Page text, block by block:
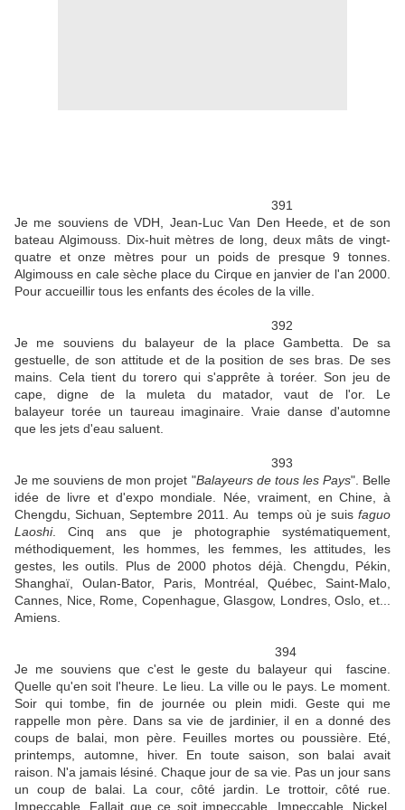
391
Je me souviens de VDH, Jean-Luc Van Den Heede, et de son
bateau Algimouss. Dix-huit mètres de long, deux mâts de vingt-
quatre et onze mètres pour un poids de presque 9 tonnes.
Algimouss en cale sèche place du Cirque en janvier de l'an 2000.
Pour accueillir tous les enfants des écoles de la ville.
392
Je me souviens du balayeur de la place Gambetta. De sa
gestuelle, de son attitude et de la position de ses bras. De ses
mains. Cela tient du torero qui s'apprête à toréer. Son jeu de
cape, digne de la muleta du matador, vaut de l'or. Le
balayeur torée un taureau imaginaire. Vraie danse d'automne
que les jets d'eau saluent.
393
Je me souviens de mon projet "Balayeurs de tous les Pays". Belle
idée de livre et d'expo mondiale. Née, vraiment, en Chine, à
Chengdu, Sichuan, Septembre 2011. Au temps où je suis faguo
Laoshi. Cinq ans que je photographie systématiquement,
méthodiquement, les hommes, les femmes, les attitudes, les
gestes, les outils. Plus de 2000 photos déjà. Chengdu, Pékin,
Shanghaï, Oulan-Bator, Paris, Montréal, Québec, Saint-Malo,
Cannes, Nice, Rome, Copenhague, Glasgow, Londres, Oslo, et...
Amiens.
394
Je me souviens que c'est le geste du balayeur qui fascine.
Quelle qu'en soit l'heure. Le lieu. La ville ou le pays. Le moment.
Soir qui tombe, fin de journée ou plein midi. Geste qui me
rappelle mon père. Dans sa vie de jardinier, il en a donné des
coups de balai, mon père. Feuilles mortes ou poussière. Eté,
printemps, automne, hiver. En toute saison, son balai avait
raison. N'a jamais lésiné. Chaque jour de sa vie. Pas un jour sans
un coup de balai. La cour, côté jardin. Le trottoir, côté rue.
Impeccable. Fallait que ce soit impeccable. Impeccable. Nickel.